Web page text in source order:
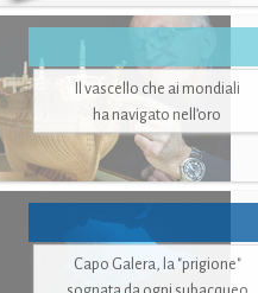
Il vascello che ai mondiali
ha navigato nell’oro
Capo Galera, la "prigione"